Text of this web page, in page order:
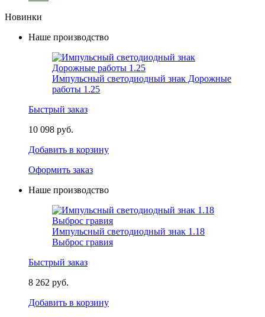
Новинки
Наше производство
Импульсный светодиодный знак Дорожные
работы 1.25
Быстрый заказ
10 098 руб.
Добавить в корзину
Оформить заказ
Наше производство
Импульсный светодиодный знак 1.18
Выброс гравия
Быстрый заказ
8 262 руб.
Добавить в корзину